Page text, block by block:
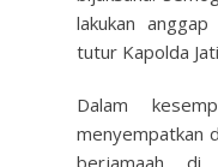
lakukan
tutur Kapolda
Dalam
menyempatkan
berjamaah di